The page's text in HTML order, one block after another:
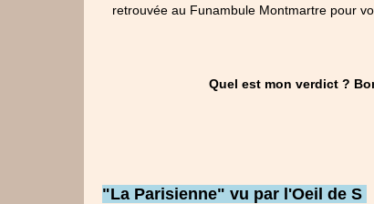
retrouvée au Funambule Montmartre pour
Quel est mon verdict ?
"La Parisienne" vu par l'Oeil de S